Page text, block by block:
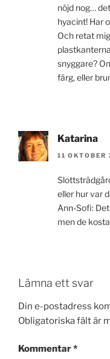
nöjd nog…
hyacint! Har
Och retat
snyggare?
färg, eller
Katarina
11
eller hur var
Ann-Sofi:
men de
Lämna ett svar
Din e-postadress
Obligatoriska fält är
Kommentar*